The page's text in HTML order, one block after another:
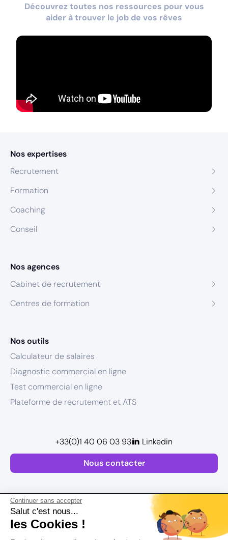
Continuer sans accepter
Salut c'est nous...
les Cookies !
Découvrez toutes nos ressources pour vous
aider à trouver le job de vos rêves
Nos expertises
Recrutement
Formation
Coaching
Conseil
Nos agences
Cabinet de recrutement
Centres de formation
Nos outils
Calculateur de salaires
Diagnostic commercial en ligne
Test commercial en ligne
Plateforme de recrutement et ATS
Nous contacter
+33(0)1 40 06 03 93 Linkedin